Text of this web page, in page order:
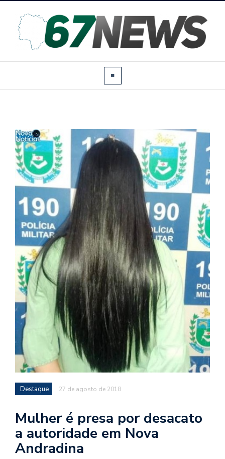
Destaque 27 de agosto de 2018
Mulher é presa por desacato
a autoridade em Nova
Andradina